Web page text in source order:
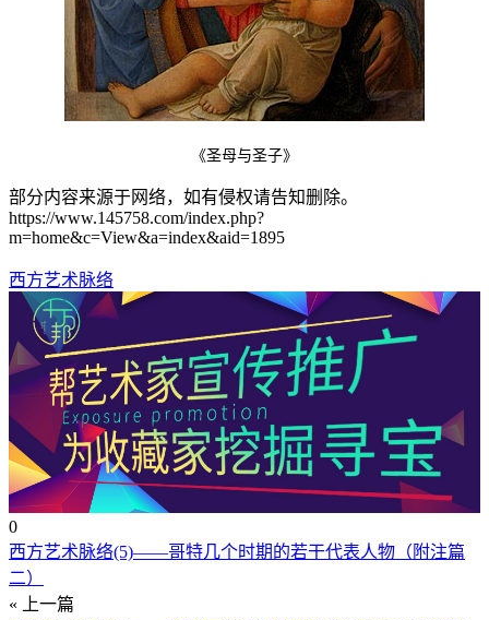
《圣母与圣子》
部分内容来源于网络，如有侵权请告知删除。
https://www.145758.com/index.php?
m=home&c=View&a=index&aid=1895
西方艺术脉络
0
西方艺术脉络(5)——哥特几个时期的若干代表人物（附注篇
二）
« 上一篇